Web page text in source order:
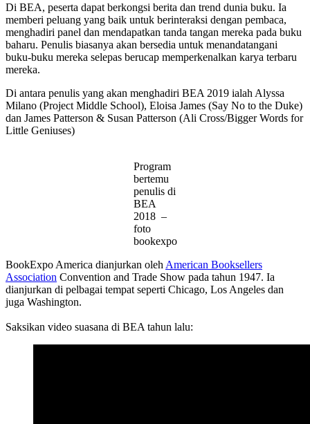
Di BEA, peserta dapat berkongsi berita dan trend dunia buku. Ia
memberi peluang yang baik untuk berinteraksi dengan pembaca,
menghadiri panel dan mendapatkan tanda tangan mereka pada buku
baharu. Penulis biasanya akan bersedia untuk menandatangani
buku-buku mereka selepas berucap memperkenalkan karya terbaru
mereka.
Di antara penulis yang akan menghadiri BEA 2019 ialah Alyssa
Milano (Project Middle School), Eloisa James (Say No to the Duke)
dan James Patterson & Susan Patterson (Ali Cross/Bigger Words for
Little Geniuses)
Program
bertemu
penulis di
BEA
2018 –
foto
bookexpo
BookExpo America dianjurkan oleh American Booksellers
Association Convention and Trade Show pada tahun 1947. Ia
dianjurkan di pelbagai tempat seperti Chicago, Los Angeles dan
juga Washington.
Saksikan video suasana di BEA tahun lalu: